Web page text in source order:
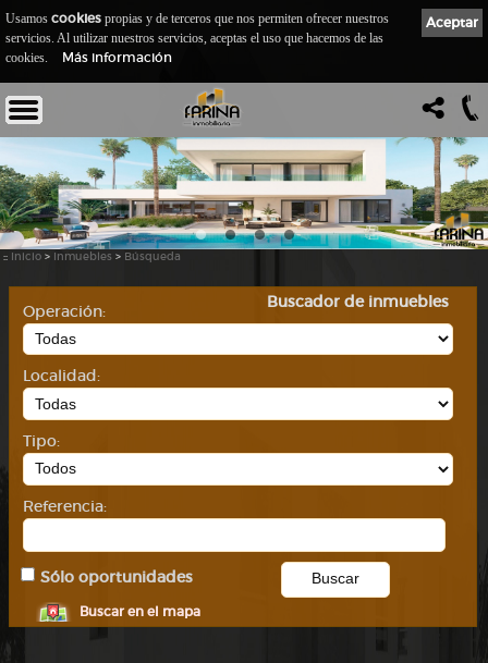
:: Inicio > Inmuebles > Búsqueda
Buscador de inmuebles
Operación:
Localidad:
Tipo:
Referencia:
Sólo oportunidades
Buscar en el mapa
Aceptar
Usamos cookies propias y de terceros que nos permiten ofrecer nuestros
servicios. Al utilizar nuestros servicios, aceptas el uso que hacemos de las
cookies.
Más información